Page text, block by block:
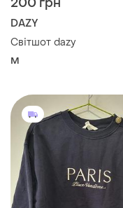
DAZY
Світшот dazy
M